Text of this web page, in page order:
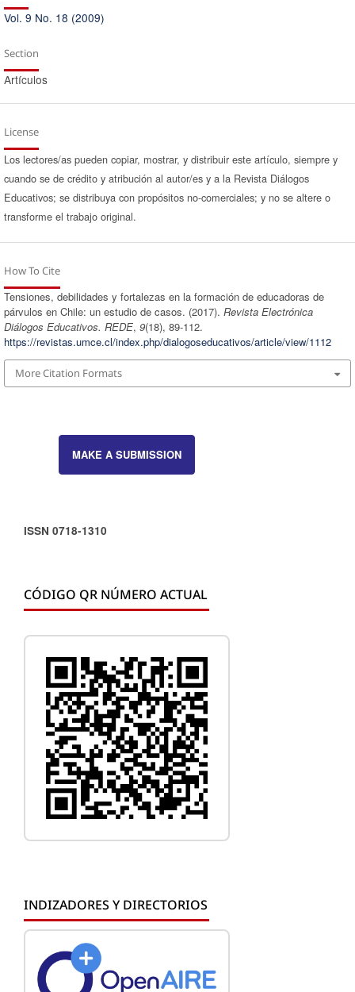
Vol. 9 No. 18 (2009)
Section
Artículos
License
Los lectores/as pueden copiar, mostrar, y distribuir este artículo, siempre y
cuando se de crédito y atribución al autor/es y a la Revista Diálogos
Educativos; se distribuya con propósitos no-comerciales; y no se altere o
transforme el trabajo original.
How To Cite
Tensiones, debilidades y fortalezas en la formación de educadoras de
párvulos en Chile: un estudio de casos. (2017). Revista Electrónica
Diálogos Educativos. REDE, 9(18), 89-112.
https://revistas.umce.cl/index.php/dialogoseducativos/article/view/1112
More Citation Formats
MAKE A SUBMISSION
ISSN 0718-1310
CÓDIGO QR NÚMERO ACTUAL
INDIZADORES Y DIRECTORIOS